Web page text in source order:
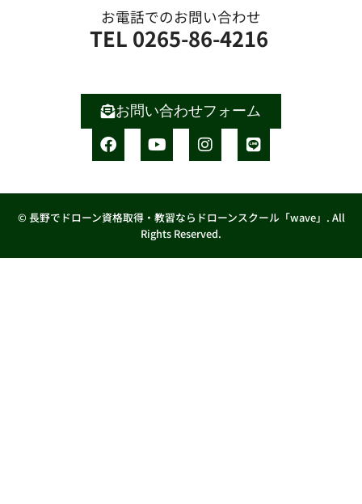
お電話でのお問い合わせ
TEL 0265-86-4216
お問い合わせフォーム
© 長野でドローン資格取得・教習ならドローンスクール「wave」. All
Rights Reserved.